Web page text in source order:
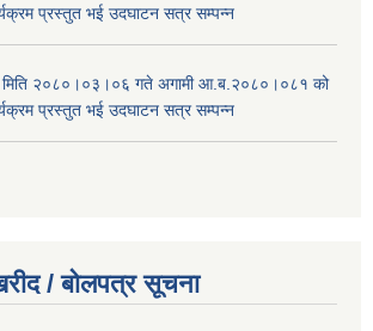
प्रस्तुत भई उदघाटन सत्र सम्पन्न
मिति २०८०।०३।०६ गते अगामी आ.ब.२०८०।०८१ को
प्रस्तुत भई उदघाटन सत्र सम्पन्न
/ बोलपत्र सूचना